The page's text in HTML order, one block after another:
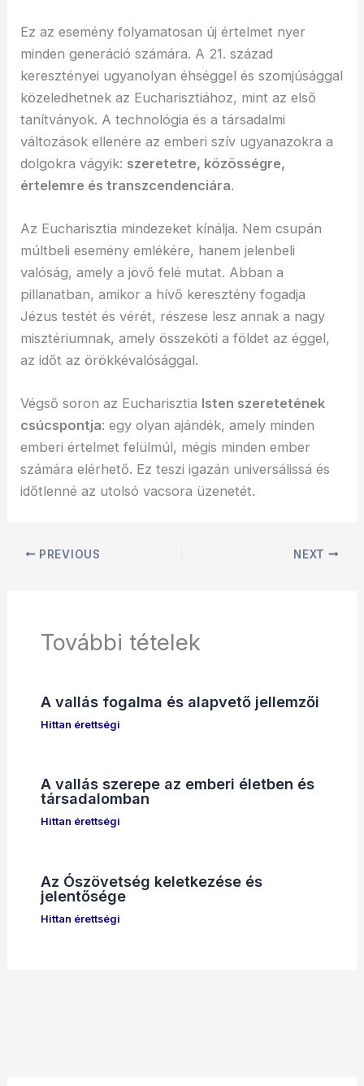
Ez az esemény folyamatosan új értelmet nyer
minden generáció számára. A 21. század
keresztényei ugyanolyan éhséggel és szomjúsággal
közeledhetnek az Eucharisztiához, mint az első
tanítványok. A technológia és a társadalmi
változások ellenére az emberi szív ugyanazokra a
dolgokra vágyik: szeretetre, közösségre,
értelemre és transzcendenciára.
Az Eucharisztia mindezeket kínálja. Nem csupán
múltbeli esemény emlékére, hanem jelenbeli
valóság, amely a jövő felé mutat. Abban a
pillanatban, amikor a hívő keresztény fogadja
Jézus testét és vérét, részese lesz annak a nagy
misztériumnak, amely összeköti a földet az éggel,
az időt az örökkévalósággal.
Végső soron az Eucharisztia Isten szeretetének
csúcspontja: egy olyan ajándék, amely minden
emberi értelmet felülmúl, mégis minden ember
számára elérhető. Ez teszi igazán universálissá és
időtlenné az utolsó vacsora üzenetét.
PREVIOUS NEXT
További tételek
A vallás fogalma és alapvető jellemzői
Hittan érettségi
A vallás szerepe az emberi életben és
társadalomban
Hittan érettségi
Az Ószövetség keletkezése és
jelentősége
Hittan érettségi